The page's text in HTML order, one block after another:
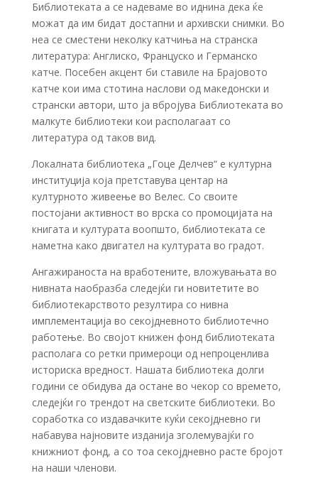
Библиотеката а се надеваме во иднина дека ќе
можат да им бидат достапни и архивски снимки. Во
неа се сместени неколку катчиња на странска
литература: Англиско, Француско и Германско
катче. Посебен акцент би ставиле на Брајовото
катче кои има стотина наслови од македонски и
странски автори, што ја вбројува Библиотеката во
малкуте библиотеки кои располагаат со
литература од таков вид.
Локалната библиотека „Гоце Делчев“ е културна
институција која претставува центар на
културното живеење во Велес. Со своите
постојани активност во врска со промоцијата на
книгата и културата воопшто, библиотеката се
наметна како двигател на културата во градот.
Ангажираноста на вработените, вложувањата во
нивната наобразба следејќи ги новитетите во
библиотекарството резултира со нивна
имплементација во секојдневното библиотечно
работење. Во својот книжен фонд библиотеката
располага со ретки примероци од непроценлива
историска вредност. Нашата библиотека долги
години се обидува да остане во чекор со времето,
следејќи го трендот на светските библиотеки. Во
соработка со издавачките куќи секојдневно ги
набавува најновите изданија зголемувајќи го
книжниот фонд, а со тоа секојдневно расте бројот
на наши членови.